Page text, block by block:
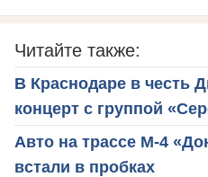
Читайте также:
В Краснодаре в честь
концерт с группой
Авто на трассе М-4
встали в пробках